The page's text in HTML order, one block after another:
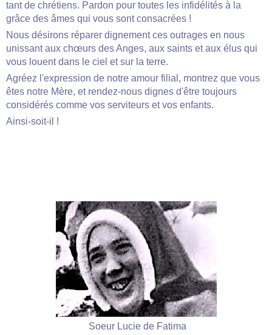
tant de chrétiens. Pardon pour toutes les infidélités à la
grâce des âmes qui vous sont consacrées !
Nous désirons réparer dignement ces outrages en nous
unissant aux chœurs des Anges, aux saints et aux élus qui
vous louent dans le ciel et sur la terre.
Agréez l'expression de notre amour filial, montrez que vous
êtes notre Mère, et rendez-nous dignes d'être toujours
considérés comme vos serviteurs et vos enfants.
Ainsi-soit-il !
Soeur Lucie de Fatima